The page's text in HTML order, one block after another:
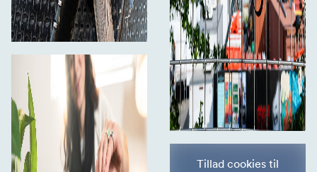
Tillad cookies til